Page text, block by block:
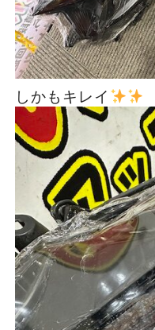
しかもキレイ